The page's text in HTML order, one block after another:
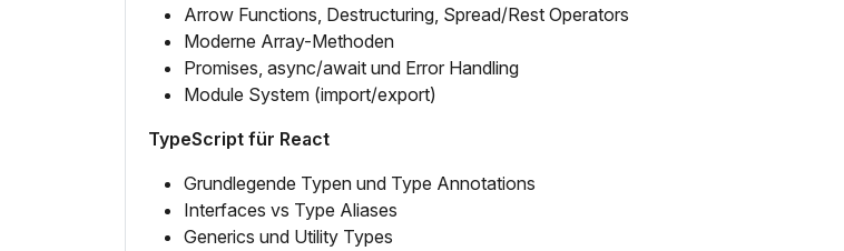
Arrow Functions, Destructuring, Spread/Rest Operators
Moderne Array-Methoden
Promises, async/await und Error Handling
Module System (import/export)
TypeScript für React
Grundlegende Typen und Type Annotations
Interfaces vs Type Aliases
Generics und Utility Types